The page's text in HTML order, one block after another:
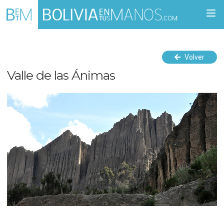
Volver
Valle de las Ánimas